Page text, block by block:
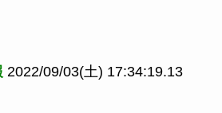
2022/09/03(土) 17:34:19.13